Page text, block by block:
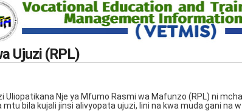
Ujuzi (RPL)
Uliopatikana Nje ya Mfumo Rasmi wa Mafunzo (RPL) ni
bila kujali jinsi alivyopata ujuzi, lini na kwa muda gani na